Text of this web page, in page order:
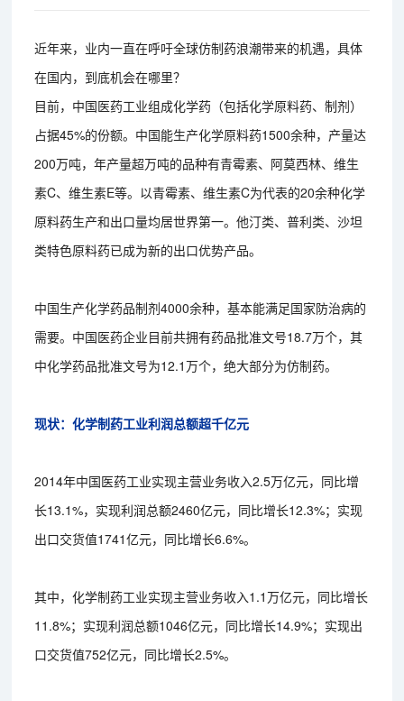
近年来，业内一直在呼吁全球仿制药浪潮带来的机遇，具体
在国内，到底机会在哪里？
目前，中国医药工业组成化学药（包括化学原料药、制剂）
占据45%的份额。中国能生产化学原料药1500余种，产量达
200万吨，年产量超万吨的品种有青霉素、阿莫西林、维生
素C、维生素E等。以青霉素、维生素C为代表的20余种化学
原料药生产和出口量均居世界第一。他汀类、普利类、沙坦
类特色原料药已成为新的出口优势产品。
中国生产化学药品制剂4000余种，基本能满足国家防治病的
需要。中国医药企业目前共拥有药品批准文号18.7万个，其
中化学药品批准文号为12.1万个，绝大部分为仿制药。
现状：化学制药工业利润总额超千亿元
2014年中国医药工业实现主营业务收入2.5万亿元，同比增
长13.1%，实现利润总额2460亿元，同比增长12.3%；实现
出口交货值1741亿元，同比增长6.6%。
其中，化学制药工业实现主营业务收入1.1万亿元，同比增长
11.8%；实现利润总额1046亿元，同比增长14.9%；实现出
口交货值752亿元，同比增长2.5%。